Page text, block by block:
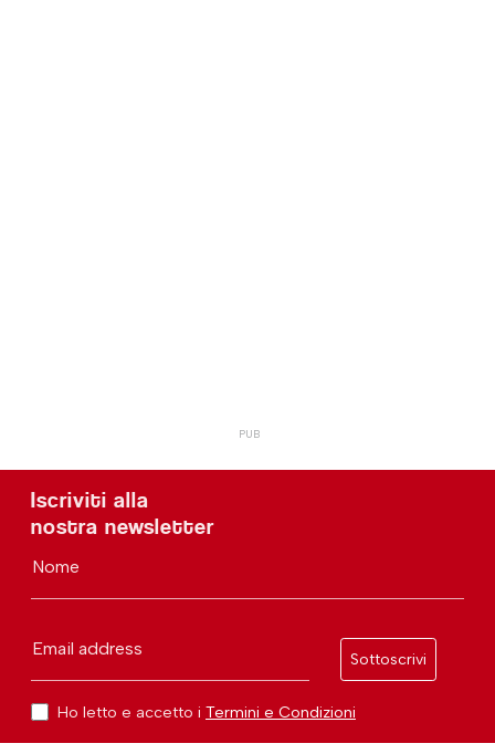
Iscriviti alla
nostra newsletter
Nome
Email address
Sottoscrivi
Ho letto e accetto i Termini e Condizioni